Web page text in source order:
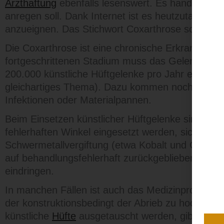
Arzthaftung ebenfalls lesenswert. Es handelt
anregen soll. Dank Internet ist es heutzutage
anzueignen. Das Stichwort Coxarthrose soll hier
Die Coxarthrose ist eine chronische Erkrankung
fortgeschrittenen Stadium muss das Gelenk
200.000 künstliche Hüftgelenke pro Jahr
gleichartiges Thema). Dazu kommen noch um
Infektionen oder Materialpannen.
Beim Einsetzen künstlicher Hüftgelenke sind
fehlerhaften Winkel eingesetzt werden, sich
Schwermetallvergiftung (etwa Kobalt und
auf behandlungsfehlerhaft zurückgebliebenen
eindringen.
In manchen Fällen ist auch das Medizinprodukt
der konstruktionsbedingt der Abrieb zu hoch
künstliche Hüfte ausgetauscht werden, gibt